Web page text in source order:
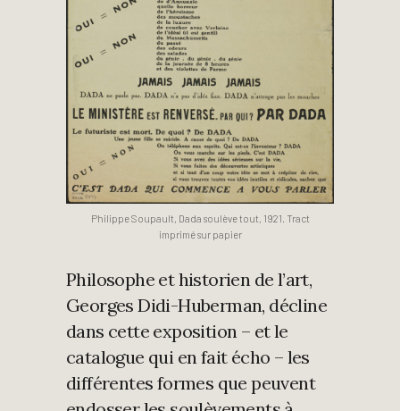
Philippe Soupault, Dada soulève tout, 1921. Tract
imprimé sur papier
Philosophe et historien de l’art,
Georges Didi-Huberman, décline
dans cette exposition – et le
catalogue qui en fait écho – les
différentes formes que peuvent